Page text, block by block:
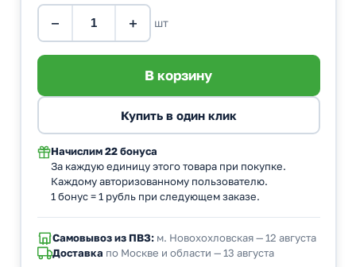
− + шт
Начислим 22 бонуса
За каждую единицу этого товара при покупке.
Каждому авторизованному пользователю.
1 бонус = 1 рубль при следующем заказе.
Самовывоз из ПВЗ:м. Новохохловская — 12 августа
Доставка по Москве и области — 13 августа